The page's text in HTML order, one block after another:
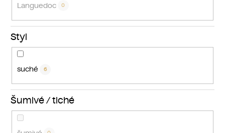
Languedoc 0
Styl
suché 6
Šumivé / tiché